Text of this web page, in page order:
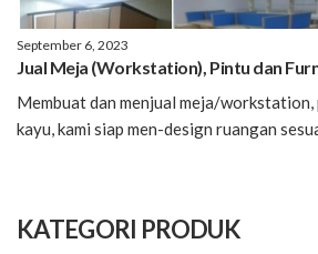
September 6, 2023
Jual Meja (Workstation), Pintu dan
Membuat dan menjual meja/
kayu, kami siap men-design ruangan
KATEGORI PRODUK